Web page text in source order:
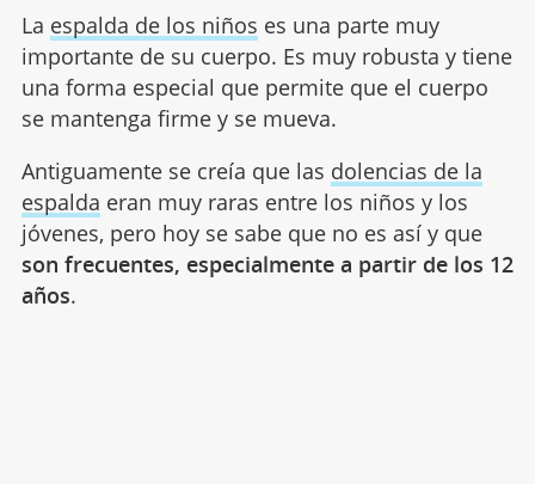
La espalda de los niños es una parte muy
importante de su cuerpo. Es muy robusta y tiene
una forma especial que permite que el cuerpo
se mantenga firme y se mueva.
Antiguamente se creía que las dolencias de la
espalda eran muy raras entre los niños y los
jóvenes, pero hoy se sabe que no es así y que
son frecuentes, especialmente a partir de los 12
años.